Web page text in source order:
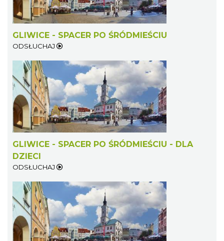
Katowice
22.80 km
LORD OF THE DANCE 2026
Katowice
22.80 km
Muzyka zespołu Metallica symfonicznie
2026
GLIWICE - SPACER PO ŚRÓDMIEŚCIU
ODSŁUCHAJ
GLIWICE - SPACER PO ŚRÓDMIEŚCIU - DLA
DZIECI
ODSŁUCHAJ